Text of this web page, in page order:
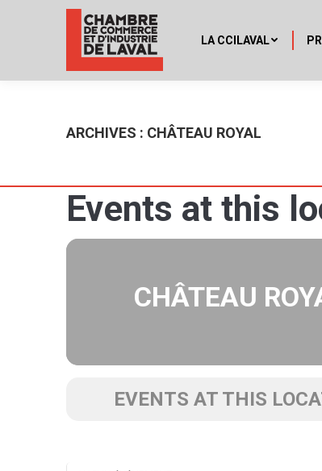
LA CCILAVAL
ARCHIVES : CHÂTEAU ROYAL
Events at this
CHÂTEAU
EVENTS AT THIS